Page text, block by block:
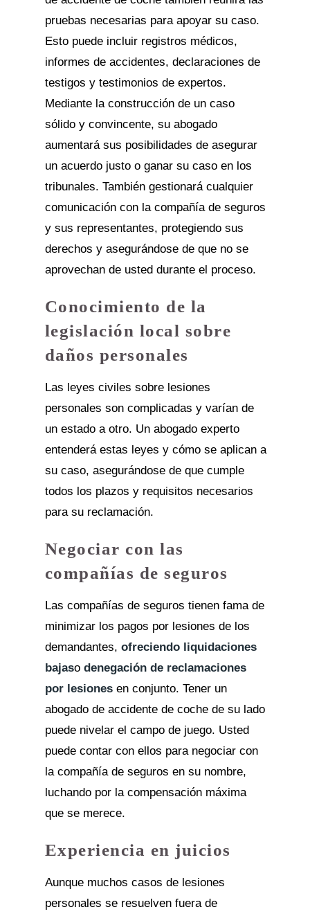
pruebas necesarias para apoyar su caso.
Esto puede incluir registros médicos,
informes de accidentes, declaraciones de
testigos y testimonios de expertos.
Mediante la construcción de un caso
sólido y convincente, su abogado
aumentará sus posibilidades de asegurar
un acuerdo justo o ganar su caso en los
tribunales. También gestionará cualquier
comunicación con la compañía de seguros
y sus representantes, protegiendo sus
derechos y asegurándose de que no se
aprovechan de usted durante el proceso.
Conocimiento de la
legislación local sobre
daños personales
Las leyes civiles sobre lesiones
personales son complicadas y varían de
un estado a otro. Un abogado experto
entenderá estas leyes y cómo se aplican a
su caso, asegurándose de que cumple
todos los plazos y requisitos necesarios
para su reclamación.
Negociar con las
compañías de seguros
Las compañías de seguros tienen fama de
minimizar los pagos por lesiones de los
demandantes, ofreciendo liquidaciones
bajaso denegación de reclamaciones
por lesionesen conjunto. Tener un
abogado de accidente de coche de su lado
puede nivelar el campo de juego. Usted
puede contar con ellos para negociar con
la compañía de seguros en su nombre,
luchando por la compensación máxima
que se merece.
Experiencia en juicios
Aunque muchos casos de lesiones
personales se resuelven fuera de